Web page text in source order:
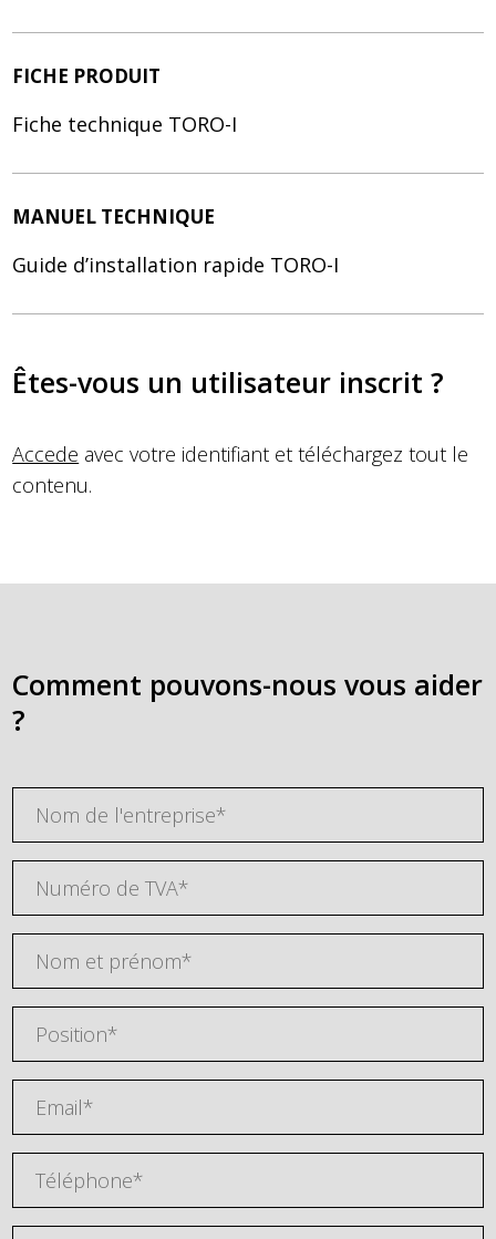
FICHE PRODUIT
Fiche technique TORO-I
MANUEL TECHNIQUE
Guide d’installation rapide TORO-I
Êtes-vous un utilisateur inscrit ?
Accede avec votre identifiant et téléchargez tout le
contenu.
Comment pouvons-nous vous aider
?